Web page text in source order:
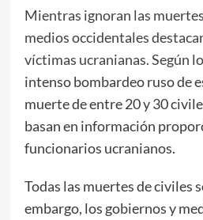
Mientras ignoran las
medios occidentales
víctimas ucranianas. Según
intenso bombardeo ruso de
muerte de entre 20 y 30
basan en información
funcionarios ucranianos.
Todas las muertes de civiles
embargo, los gobiernos y